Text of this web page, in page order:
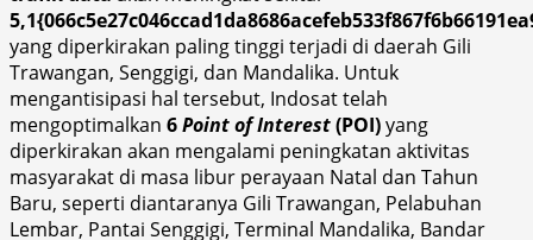
yang diperkirakan paling tinggi terjadi di daerah Gili
Trawangan, Senggigi, dan Mandalika. Untuk
mengantisipasi hal tersebut, Indosat telah
mengoptimalkan 6Point of Interest(POI)yang
diperkirakan akan mengalami peningkatan aktivitas
masyarakat di masa libur perayaan Natal dan Tahun
Baru, seperti diantaranya Gili Trawangan, Pelabuhan
Lembar, Pantai Senggigi, Terminal Mandalika, Bandar